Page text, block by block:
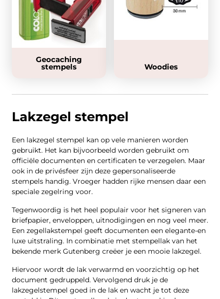
Geocaching
stempels Woodies
Lakzegel stempel
Een lakzegel stempel kan op vele manieren worden
gebruikt. Het kan bijvoorbeeld worden gebruikt om
officiële documenten en certificaten te verzegelen. Maar
ook in de privésfeer zijn deze gepersonaliseerde
stempels handig. Vroeger hadden rijke mensen daar een
speciale zegelring voor.
Tegenwoordig is het heel populair voor het signeren van
briefpapier, enveloppen, uitnodigingen en nog veel meer.
Een zegellakstempel geeft documenten een elegante-en
luxe uitstraling. In combinatie met stempellak van het
bekende merk Gutenberg creëer je een mooie lakzegel.
Hiervoor wordt de lak verwarmd en voorzichtig op het
document gedruppeld. Vervolgend druk je de
lakzegelstempel goed in de lak en wacht je tot deze